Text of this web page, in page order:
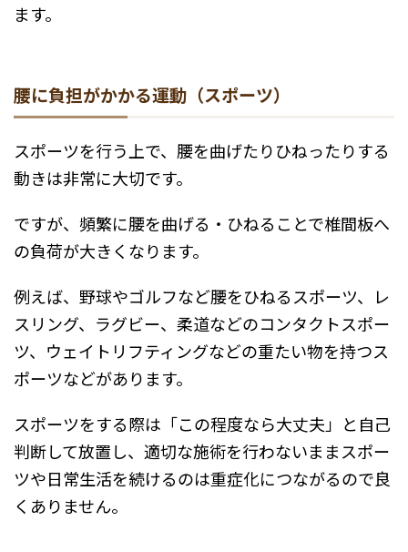
ます。
腰に負担がかかる運動（スポーツ）
スポーツを行う上で、腰を曲げたりひねったりする
動きは非常に大切です。
ですが、頻繁に腰を曲げる・ひねることで椎間板へ
の負荷が大きくなります。
例えば、野球やゴルフなど腰をひねるスポーツ、レ
スリング、ラグビー、柔道などのコンタクトスポー
ツ、ウェイトリフティングなどの重たい物を持つス
ポーツなどがあります。
スポーツをする際は「この程度なら大丈夫」と自己
判断して放置し、適切な施術を行わないままスポー
ツや日常生活を続けるのは重症化につながるので良
くありません。